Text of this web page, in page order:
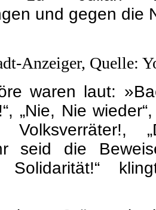
waren laut:
„Nie, Nie
seid die
Solidarität!“
Grünen in
des lautstarken
Repräsentanten